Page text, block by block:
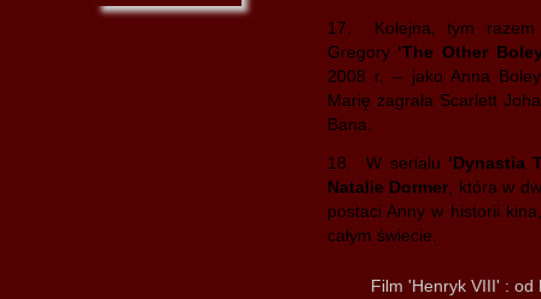
17. Kolejna, tym razem
Gregory ‘The Other
2008 r. – jako Anna
Marię zagrała Scarlett
Bana.
18. W serialu ‘Dynastia
Natalie Dormer , która w
postaci Anny w historii
całym świecie.
Film 'Henryk VIII' : od